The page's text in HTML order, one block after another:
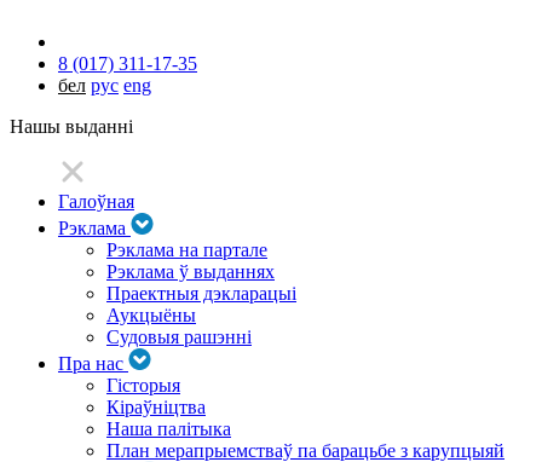
8 (017) 311-17-35
бел рус eng
Нашы выданні
Галоўная
Рэклама
Рэклама на партале
Рэклама ў выданнях
Праектныя дэкларацыі
Аукцыёны
Судовыя рашэнні
Пра нас
Гісторыя
Кіраўніцтва
Наша палітыка
План мерапрыемстваў па барацьбе з карупцыяй